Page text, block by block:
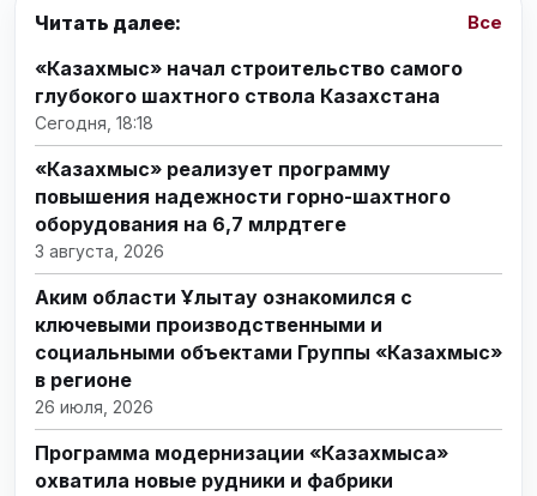
Читать далее: Все
«Казахмыс» начал строительство самого
глубокого шахтного ствола Казахстана
Сегодня, 18:18
«Казахмыс» реализует программу
повышения надежности горно-шахтного
оборудования на 6,7 млрдтеңге
3 августа, 2026
Аким области Ұлытау ознакомился с
ключевыми производственными и
социальными объектами Группы «Казахмыс»
в регионе
26 июля, 2026
Программа модернизации «Казахмыса»
охватила новые рудники и фабрики